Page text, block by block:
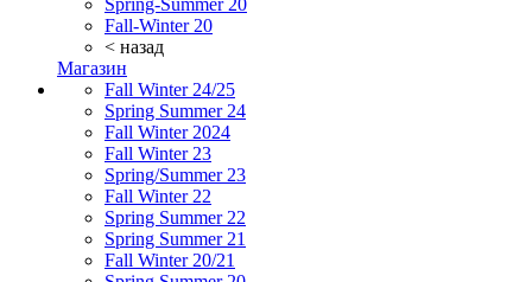
Spring-Summer 20
Fall-Winter 20
< назад
Магазин
Fall Winter 24/25
Spring Summer 24
Fall Winter 2024
Fall Winter 23
Spring/Summer 23
Fall Winter 22
Spring Summer 22
Spring Summer 21
Fall Winter 20/21